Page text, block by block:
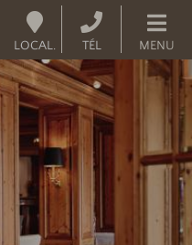
LOCAL. TÉL MENU